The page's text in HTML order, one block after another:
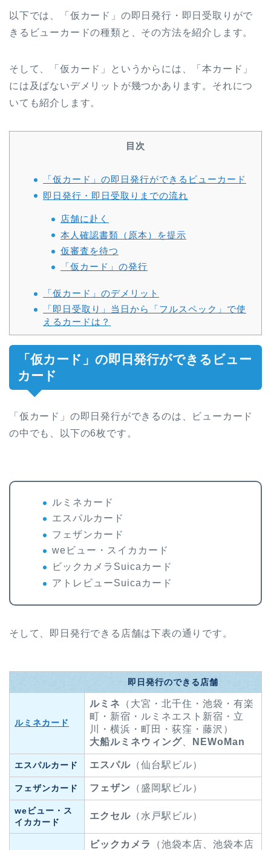
以下では、「仮カード」の即日発行・即日受取りがで
きるビューカードの種類と、その方法を紹介します。
そして、「仮カード」というからには、「本カード」
には及ばないデメリットが幾つかあります。それにつ
いても紹介します。
目次
「仮カード」の即日発行ができるビューカード
即日発行・即日受取りまでの流れ
店舗に赴く
本人確認書類（原本）を提示
仮審査を待つ
「仮カード」の発行
「仮カード」のデメリット
「即日受取り」当日から「フルスペック」で使
えるカードは？
「仮カード」の即日発行ができるビュー
カード
「仮カード」の即日発行ができるのは、ビューカード
の中でも、以下の6枚です。
ルミネカード
エスパルカード
フェザンカード
weビュー・スイカカード
ビックカメラSuicaカード
アトレビューSuicaカード
そして、即日発行できる店舗は下表の通りです。
即日発行のできる店舗
ルミネカード
ルミネ
（大宮・北千住・池袋・有楽
町・新宿・ルミネエスト新宿・立
川・横浜・町田・荻窪・藤沢）
大船ルミネウィング
NEWoMan
エスパルカード エスパル （仙台駅ビル）
フェザンカード フェザン （盛岡駅ビル）
weビュー・ス
イカカード
エクセル （水戸駅ビル）
ビックカメラ
（池袋本店、池袋本店